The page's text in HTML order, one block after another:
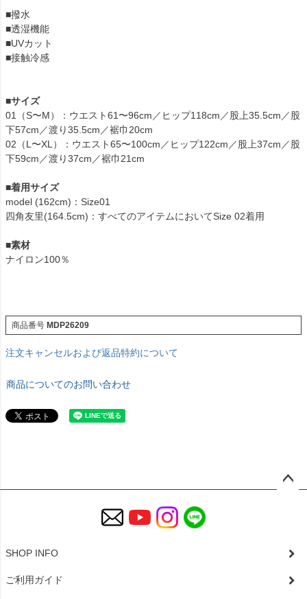
■撥水
■透湿機能
■UVカット
■接触冷感
■サイズ
01（S〜M）：ウエスト61〜96cm／ヒップ118cm／股上35.5cm／股
下57cm／渡り35.5cm／裾巾20cm
02（L〜XL）：ウエスト65〜100cm／ヒップ122cm／股上37cm／股
下59cm／渡り37cm／裾巾21cm
■着用サイズ
model (162cm)：Size01
四角友里(164.5cm)：すべてのアイテムにおいてSize 02着用
■素材
ナイロン100％
商品番号 MDP26209
注文キャンセルおよび返品特約について
商品についてのお問い合わせ
SHOP INFO
ご利用ガイド